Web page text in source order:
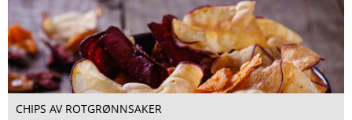
CHIPS AV ROTGRØNNSAKER